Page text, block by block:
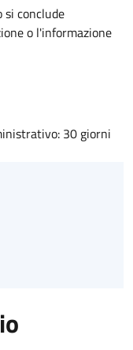
conclude
o l'informazione
30 giorni